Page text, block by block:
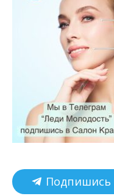
Подпишись